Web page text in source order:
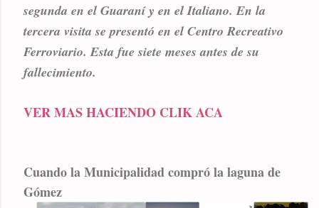
segunda en el Guaraní y en el Italiano. En la
tercera visita se presentó en el Centro Recreativo
Ferroviario. Esta fue siete meses antes de su
fallecimiento.
VER MAS HACIENDO CLIK ACA
Cuando la Municipalidad compró la laguna de
Gómez